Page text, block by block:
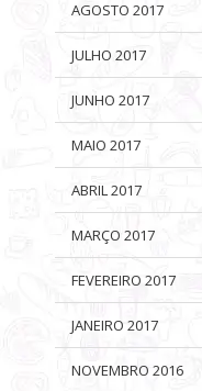
AGOSTO 2017
JULHO 2017
JUNHO 2017
MAIO 2017
ABRIL 2017
MARÇO 2017
FEVEREIRO 2017
JANEIRO 2017
NOVEMBRO 2016